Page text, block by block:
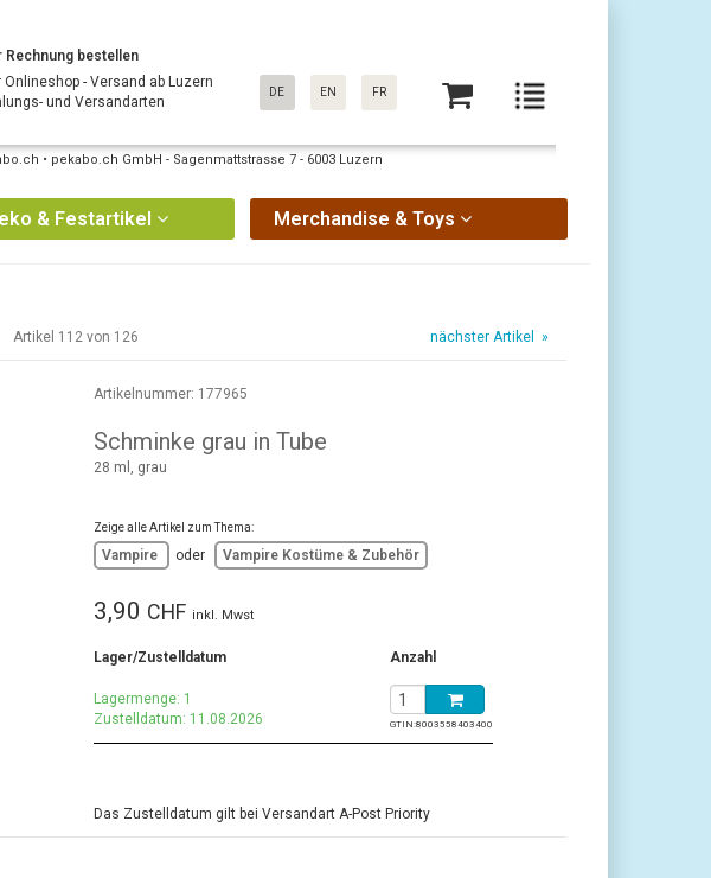
Rechnung bestellen
- Versand ab Luzern
und Versandarten
DE EN FR
• pekabo.ch GmbH - Sagenmattstrasse 7 - 6003 Luzern
& Festartikel Merchandise & Toys
Artikel 112 von 126 nächster Artikel »
Artikelnummer: 177965
Schminke grau in Tube
28 ml, grau
Zeige alle Artikel zum Thema:
Vampire oder Vampire Kostüme & Zubehör
3,90 CHF inkl. Mwst
Lager/Zustelldatum Anzahl
Lagermenge: 1
Zustelldatum: 11.08.2026
GTIN:8003558403400
Das Zustelldatum gilt bei Versandart A-Post Priority